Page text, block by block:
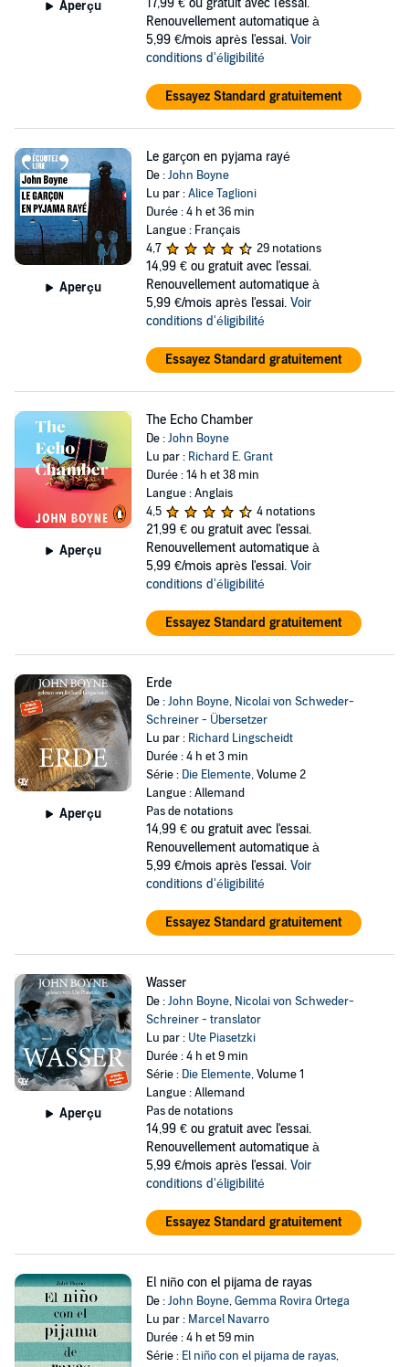
Aperçu 17,99 € ou gratuit avec l'essai.
Renouvellement automatique à
5,99 €/mois après l'essai. Voir
conditions d'éligibilité
Essayez Standard gratuitement
Aperçu
Le garçon en pyjama rayé
De :John Boyne
Lu par :Alice Taglioni
Durée : 4 h et 36 min
Langue : Français
4,7
29 notations
14,99 € ou gratuit avec l'essai.
Renouvellement automatique à
5,99 €/mois après l'essai. Voir
conditions d'éligibilité
Essayez Standard gratuitement
Aperçu
The Echo Chamber
De :John Boyne
Lu par : Richard E. Grant
Durée : 14 h et 38 min
Langue : Anglais
4,5
4 notations
21,99 € ou gratuit avec l'essai.
Renouvellement automatique à
5,99 €/mois après l'essai. Voir
conditions d'éligibilité
Essayez Standard gratuitement
Aperçu
Erde
De :John Boyne, Nicolai von Schweder-
Schreiner - Übersetzer
Lu par : Richard Lingscheidt
Durée : 4 h et 3 min
Série : Die Elemente, Volume 2
Langue : Allemand
Pas de notations
14,99 € ou gratuit avec l'essai.
Renouvellement automatique à
5,99 €/mois après l'essai. Voir
conditions d'éligibilité
Essayez Standard gratuitement
Aperçu
Wasser
De :John Boyne, Nicolai von Schweder-
Schreiner - translator
Lu par : Ute Piasetzki
Durée : 4 h et 9 min
Série : Die Elemente, Volume 1
Langue : Allemand
Pas de notations
14,99 € ou gratuit avec l'essai.
Renouvellement automatique à
5,99 €/mois après l'essai. Voir
conditions d'éligibilité
Essayez Standard gratuitement
El niño con el pijama de rayas
De :John Boyne,Gemma Rovira Ortega
Lu par : Marcel Navarro
Durée : 4 h et 59 min
Série : El niño con el pijama de rayas,